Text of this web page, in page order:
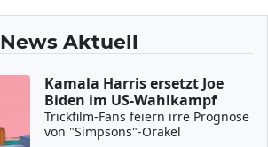
News Aktuell
Kamala Harris ersetzt Joe
Biden im US-Wahlkampf
Trickfilm-Fans feiern irre Prognose
von "Simpsons"-Orakel